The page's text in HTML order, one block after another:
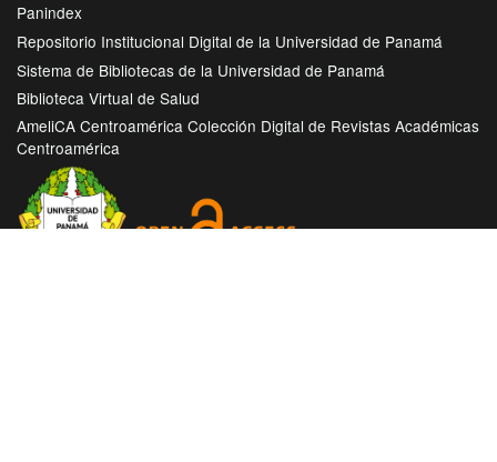
Panindex
Repositorio Institucional Digital de la Universidad de Panamá
Sistema de Bibliotecas de la Universidad de Panamá
Biblioteca Virtual de Salud
AmeliCA Centroamérica Colección Digital de Revistas Académicas
Centroamérica